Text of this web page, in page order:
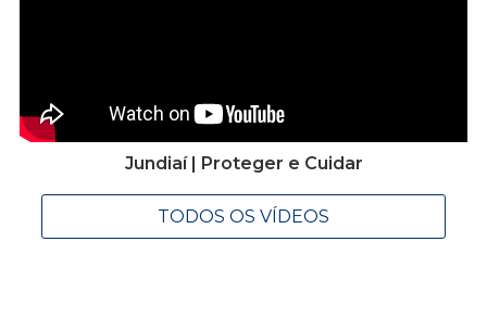
Jundiaí | Proteger e Cuidar
TODOS OS VÍDEOS